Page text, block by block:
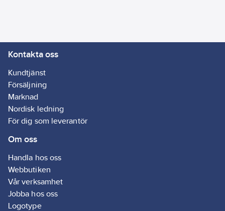
Kontakta oss
Kundtjänst
Försäljning
Marknad
Nordisk ledning
För dig som leverantör
Om oss
Handla hos oss
Webbutiken
Vår verksamhet
Jobba hos oss
Logotype